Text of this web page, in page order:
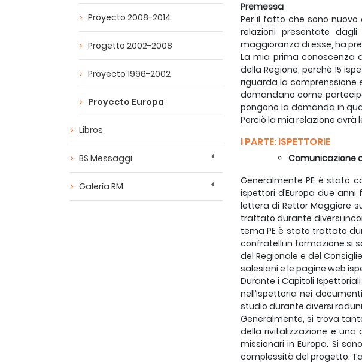
Proyecto 2008-2014
Progetto 2002-2008
Proyecto 1996-2002
Proyecto Europa
Libros
BS Messaggi
Galería RM
Premessa
Per il fatto che sono
relazioni presentate
maggioranza di esse, ha
La mia prima conoscenza
della Regione, perchè 15
riguarda la comprenssione
domandano come
pongono la domanda in
Perciò la mia relazione
I PARTE: ISPETTORIE
Comunicazione
Generalmente PE è stato
ispettori d’Europa due
lettera di Rettor Maggiore
trattato durante diversi
tema PE è stato trattato
confratelli in formazione si
del Regionale e del
salesiani e le pagine web
Durante i Capitoli
nell’Ispettoria nei
studio durante diversi
Generalmente, si trova
della rivitalizzazione e una
missionari in Europa. Si
complessità del progetto.